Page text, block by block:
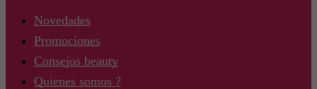
Novedades
Promociones
Consejos beauty
Quienes somos ?